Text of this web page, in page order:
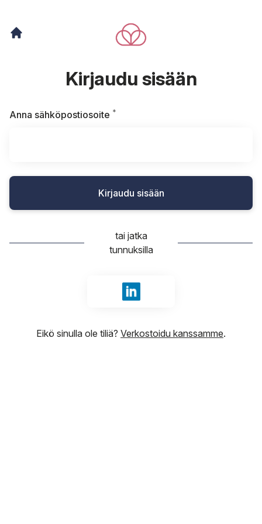
Kirjaudu sisään
Anna sähköpostiosoite *
Kirjaudu sisään
tai jatka
tunnuksilla
Kirjaudu sisään tunnuksilla
Eikö sinulla ole tiliä? Verkostoidu kanssamme.